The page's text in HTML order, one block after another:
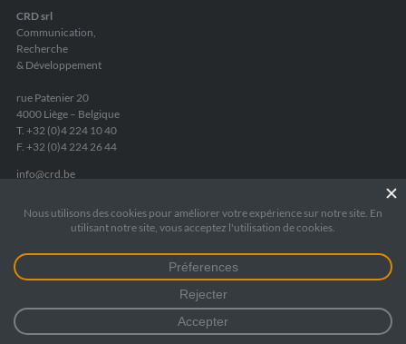
CRD srl
Communication,
Recherche
& Développement
rue Patenier 20
4000 Liège – Belgique
T. +32 (0)4 224 10 40
F. +32 (0)4 224 26 44
info@crd.be
TVA
: BE 0440 725 735
: 172 5545
IBAN BE05 2400 8084 6975
Mentions légales